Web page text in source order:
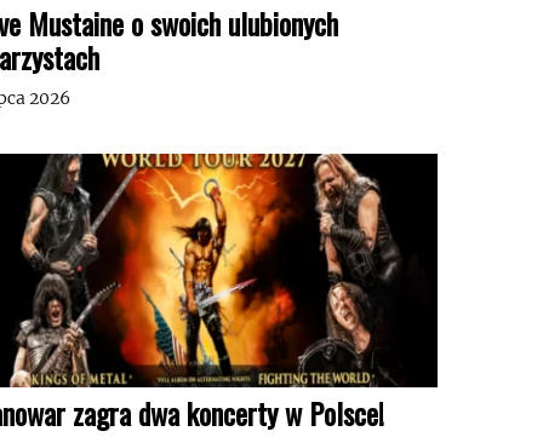
Mustaine o swoich ulubionych
2026
zagra dwa koncerty w Polsce!